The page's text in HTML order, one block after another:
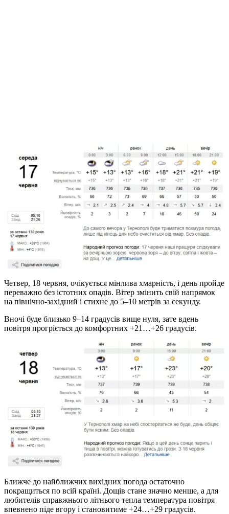
Четвер, 18 червня, очікується мінлива хмарність, і день пройде
переважно без істотних опадів. Вітер змінить свій напрямок
на північно-західний і стихне до 5–10 метрів за секунду.
Вночі буде близько 9–14 градусів вище нуля, зате вдень
повітря прогріється до комфортних +21…+26 градусів.
Ближче до найближчих вихідних погода остаточно
покращиться по всій країні. Дощів стане значно менше, а для
любителів справжнього літнього тепла температура повітря
впевнено піде вгору і становитиме +24…+29 градусів.